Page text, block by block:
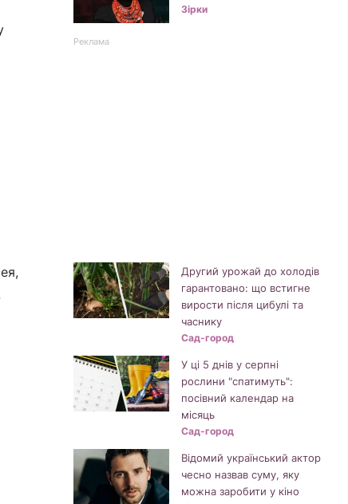
Зірки
Реклама
Другий урожай до холодів
гарантовано: що встигне
вирости після цибулі та
часнику
Сад-город
У ці 5 днів у серпні
рослини "спатимуть":
посівний календар на
місяць
Сад-город
Відомий український актор
чесно назвав суму, яку
можна заробити у кіно